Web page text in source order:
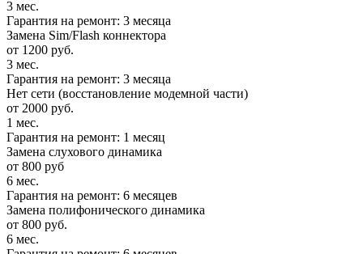
3 мес.
Гарантия на ремонт: 3 месяца
Замена Sim/Flash коннектора
от 1200 руб.
3 мес.
Гарантия на ремонт: 3 месяца
Нет сети (восстановление модемной части)
от 2000 руб.
1 мес.
Гарантия на ремонт: 1 месяц
Замена слухового динамика
от 800 руб
6 мес.
Гарантия на ремонт: 6 месяцев
Замена полифонического динамика
от 800 руб.
6 мес.